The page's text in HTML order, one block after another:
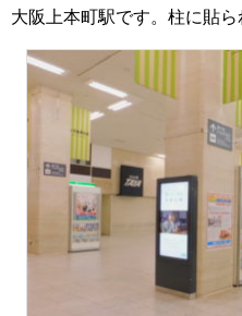
大阪上本町駅です。柱に貼